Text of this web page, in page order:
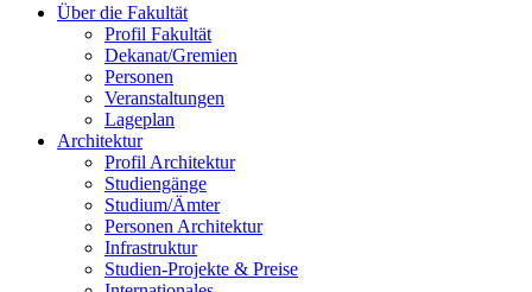
Über die Fakultät
Profil Fakultät
Dekanat/Gremien
Personen
Veranstaltungen
Lageplan
Architektur
Profil Architektur
Studiengänge
Studium/Ämter
Personen Architektur
Infrastruktur
Studien-Projekte & Preise